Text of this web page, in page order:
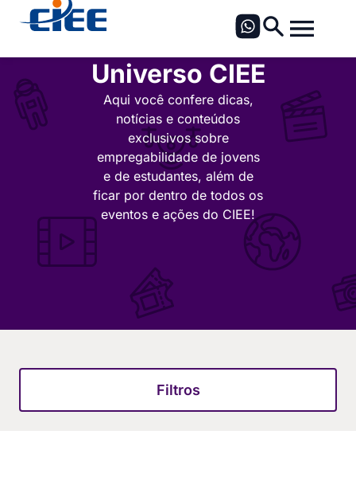
Universo CIEE
Aqui você confere dicas,
notícias e conteúdos
exclusivos sobre
empregabilidade de jovens
e de estudantes, além de
ficar por dentro de todos os
eventos e ações do CIEE!
Filtros